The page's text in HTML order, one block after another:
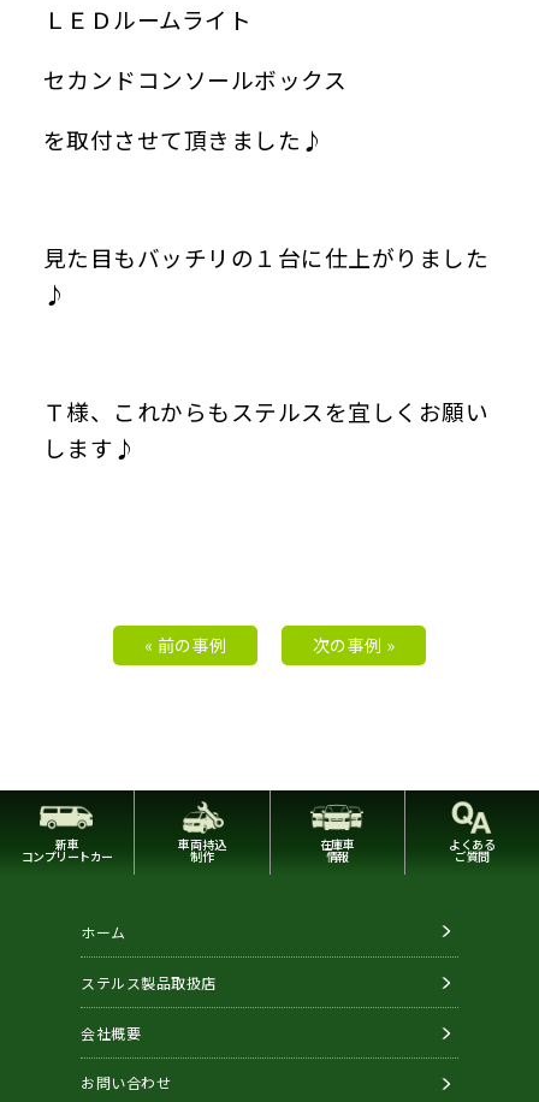
ＬＥＤルームライト
セカンドコンソールボックス
を取付させて頂きました♪
見た目もバッチリの１台に仕上がりました
♪
Ｔ様、これからもステルスを宜しくお願い
します♪
« 前の事例 次の事例 »
新車
コンプリートカー
車両持込
制作
在庫車
情報
よくある
ご質問
ホーム
ステルス製品取扱店
会社概要
お問い合わせ